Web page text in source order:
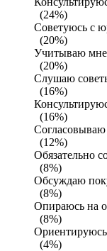
(24%)
Советуюсь с
(20%)
Учитываю
(20%)
Слушаю
(16%)
(16%)
(12%)
Обязательно
(8%)
Обсуждаю
(8%)
Опираюсь на
(8%)
Ориентируюсь
(4%)